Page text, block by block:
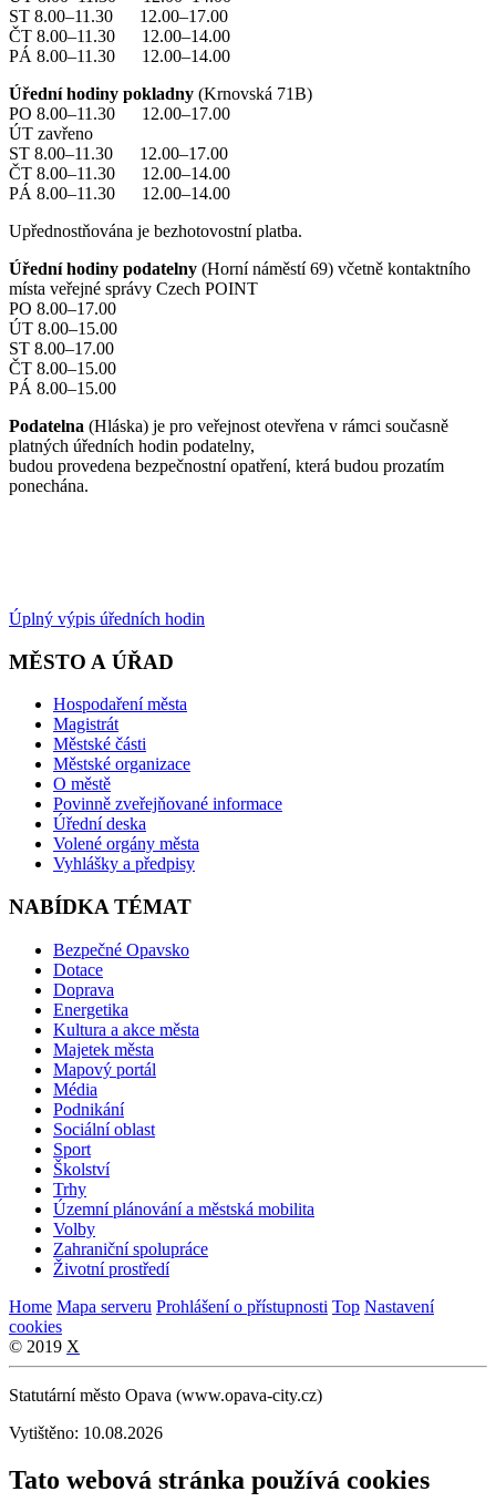
ST 8.00–11.30 12.00–17.00
ČT 8.00–11.30 12.00–14.00
PÁ 8.00–11.30 12.00–14.00
Úřední hodiny pokladny (Krnovská 71B)
PO 8.00–11.30 12.00–17.00
ÚT zavřeno
ST 8.00–11.30 12.00–17.00
ČT 8.00–11.30 12.00–14.00
PÁ 8.00–11.30 12.00–14.00
Upřednostňována je bezhotovostní platba.
Úřední hodiny podatelny (Horní náměstí 69) včetně kontaktního
místa veřejné správy Czech POINT
PO 8.00–17.00
ÚT 8.00–15.00
ST 8.00–17.00
ČT 8.00–15.00
PÁ 8.00–15.00
Podatelna (Hláska) je pro veřejnost otevřena v rámci současně
platných úředních hodin podatelny,
budou provedena bezpečnostní opatření, která budou prozatím
ponechána.
Úplný výpis úředních hodin
MĚSTO A ÚŘAD
Hospodaření města
Magistrát
Městské části
Městské organizace
O městě
Povinně zveřejňované informace
Úřední deska
Volené orgány města
Vyhlášky a předpisy
NABÍDKA TÉMAT
Bezpečné Opavsko
Dotace
Doprava
Energetika
Kultura a akce města
Majetek města
Mapový portál
Média
Podnikání
Sociální oblast
Sport
Školství
Trhy
Územní plánování a městská mobilita
Volby
Zahraniční spolupráce
Životní prostředí
Home Mapa serveru Prohlášení o přístupnosti Top Nastavení
cookies
© 2019 X
Statutární město Opava (www.opava-city.cz)
Vytištěno: 10.08.2026
Tato webová stránka používá cookies